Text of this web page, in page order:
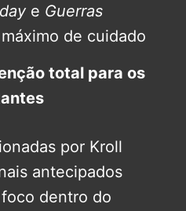
e Guerras
de cuidado
total para os
por Kroll
antecipados
dentro do